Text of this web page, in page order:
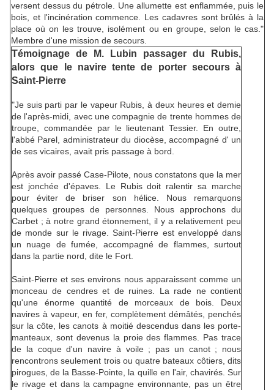
versent dessus du pétrole. Une allumette est enflammée, puis le
bois, et l'incinération commence. Les cadavres sont brûlés à la
place où on les trouve, isolément ou en groupe, selon le cas."
Membre d'une mission de secours.
Témoignage de M. Lubin passager du Rubis,
alors que le navire tente de porter secours à
Saint-Pierre
"Je suis parti par le vapeur Rubis, à deux heures et demie
de l'après-midi, avec une compagnie de trente hommes de
troupe, commandée par le lieutenant Tessier. En outre,
l'abbé Parel, administrateur du diocèse, accompagné d' un
de ses vicaires, avait pris passage à bord.
Après avoir passé Case-Pilote, nous constatons que la mer
est jonchée d'épaves. Le Rubis doit ralentir sa marche
pour éviter de briser son hélice. Nous remarquons
quelques groupes de personnes. Nous approchons du
Carbet ; à notre grand étonnement, il y a relativement peu
de monde sur le rivage. Saint-Pierre est enveloppé dans
un nuage de fumée, accompagné de flammes, surtout
dans la partie nord, dite le Fort.
Saint-Pierre et ses environs nous apparaissent comme un
monceau de cendres et de ruines. La rade ne contient
qu'une énorme quantité de morceaux de bois. Deux
navires à vapeur, en fer, complètement démâtés, penchés
sur la côte, les canots à moitié descendus dans les porte-
manteaux, sont devenus la proie des flammes. Pas trace
de la coque d'un navire à voile ; pas un canot ; nous
rencontrons seulement trois ou quatre bateaux côtiers, dits
pirogues, de la Basse-Pointe, la quille en l'air, chavirés. Sur
le rivage et dans la campagne environnante, pas un être